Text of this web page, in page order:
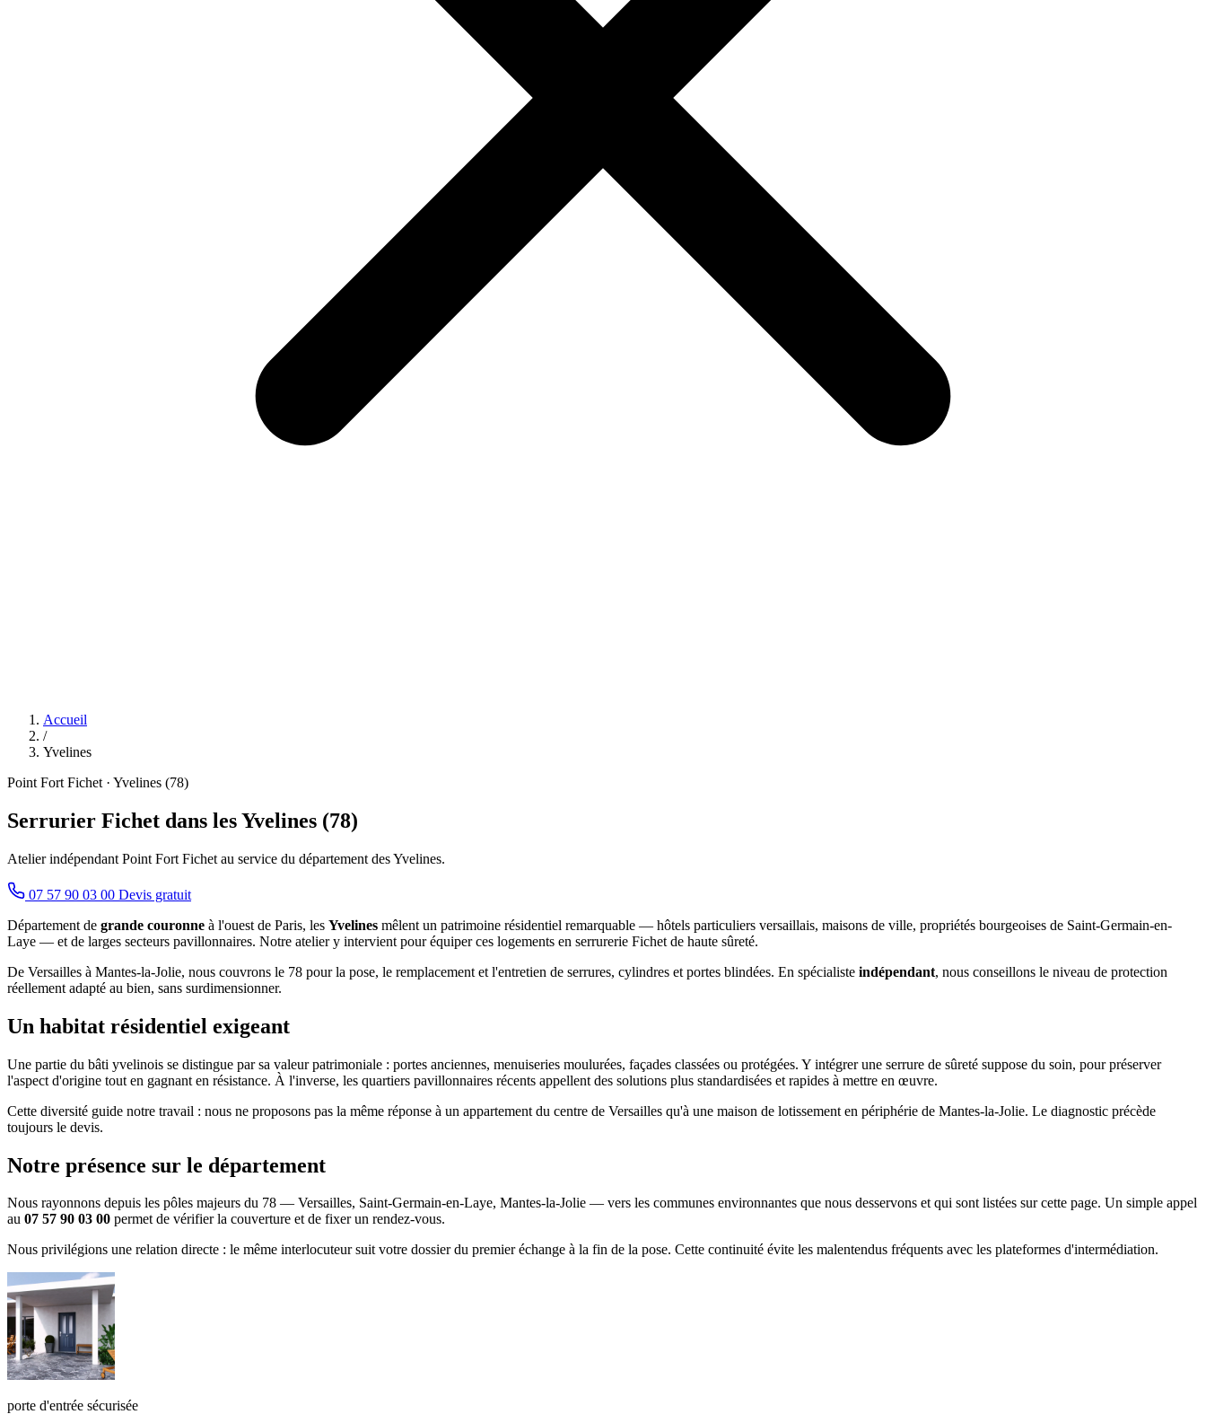
Accueil
/
Yvelines
Point Fort Fichet · Yvelines (78)
Serrurier Fichet dans les Yvelines (78)
Atelier indépendant Point Fort Fichet au service du département des Yvelines.
07 57 90 03 00 Devis gratuit
Département de grande couronne à l'ouest de Paris, les Yvelines mêlent un patrimoine résidentiel remarquable — hôtels particuliers versaillais, maisons de ville, propriétés bourgeoises de Saint-Germain-en-
Laye — et de larges secteurs pavillonnaires. Notre atelier y intervient pour équiper ces logements en serrurerie Fichet de haute sûreté.
De Versailles à Mantes-la-Jolie, nous couvrons le 78 pour la pose, le remplacement et l'entretien de serrures, cylindres et portes blindées. En spécialiste indépendant, nous conseillons le niveau de protection
réellement adapté au bien, sans surdimensionner.
Un habitat résidentiel exigeant
Une partie du bâti yvelinois se distingue par sa valeur patrimoniale : portes anciennes, menuiseries moulurées, façades classées ou protégées. Y intégrer une serrure de sûreté suppose du soin, pour préserver
l'aspect d'origine tout en gagnant en résistance. À l'inverse, les quartiers pavillonnaires récents appellent des solutions plus standardisées et rapides à mettre en œuvre.
Cette diversité guide notre travail : nous ne proposons pas la même réponse à un appartement du centre de Versailles qu'à une maison de lotissement en périphérie de Mantes-la-Jolie. Le diagnostic précède
toujours le devis.
Notre présence sur le département
Nous rayonnons depuis les pôles majeurs du 78 — Versailles, Saint-Germain-en-Laye, Mantes-la-Jolie — vers les communes environnantes que nous desservons et qui sont listées sur cette page. Un simple appel
au 07 57 90 03 00 permet de vérifier la couverture et de fixer un rendez-vous.
Nous privilégions une relation directe : le même interlocuteur suit votre dossier du premier échange à la fin de la pose. Cette continuité évite les malentendus fréquents avec les plateformes d'intermédiation.
porte d'entrée sécurisée